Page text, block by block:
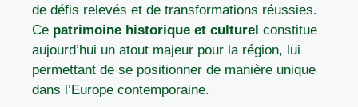
de défis relevés et de transformations réussies.
Ce patrimoine historique et culturel constitue
aujourd’hui un atout majeur pour la région, lui
permettant de se positionner de manière unique
dans l’Europe contemporaine.